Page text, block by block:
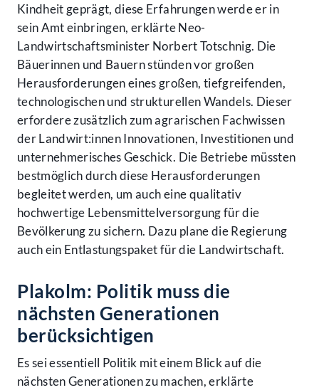
Kindheit geprägt, diese Erfahrungen werde er in
sein Amt einbringen, erklärte Neo-
Landwirtschaftsminister Norbert Totschnig. Die
Bäuerinnen und Bauern stünden vor großen
Herausforderungen eines großen, tiefgreifenden,
technologischen und strukturellen Wandels. Dieser
erfordere zusätzlich zum agrarischen Fachwissen
der Landwirt:innen Innovationen, Investitionen und
unternehmerisches Geschick. Die Betriebe müssten
bestmöglich durch diese Herausforderungen
begleitet werden, um auch eine qualitativ
hochwertige Lebensmittelversorgung für die
Bevölkerung zu sichern. Dazu plane die Regierung
auch ein Entlastungspaket für die Landwirtschaft.
Plakolm: Politik muss die
nächsten Generationen
berücksichtigen
Es sei essentiell Politik mit einem Blick auf die
nächsten Generationen zu machen, erklärte